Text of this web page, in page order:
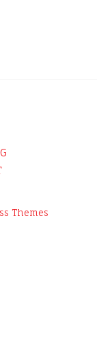
Themes